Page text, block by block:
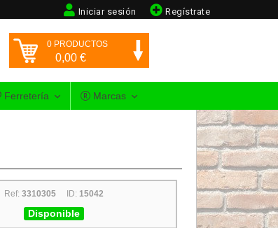
Regístrate
Iniciar sesión
0 PRODUCTOS
0,00 €
Ferretería Marcas
Ref: 3310305ID: 15042
Disponible